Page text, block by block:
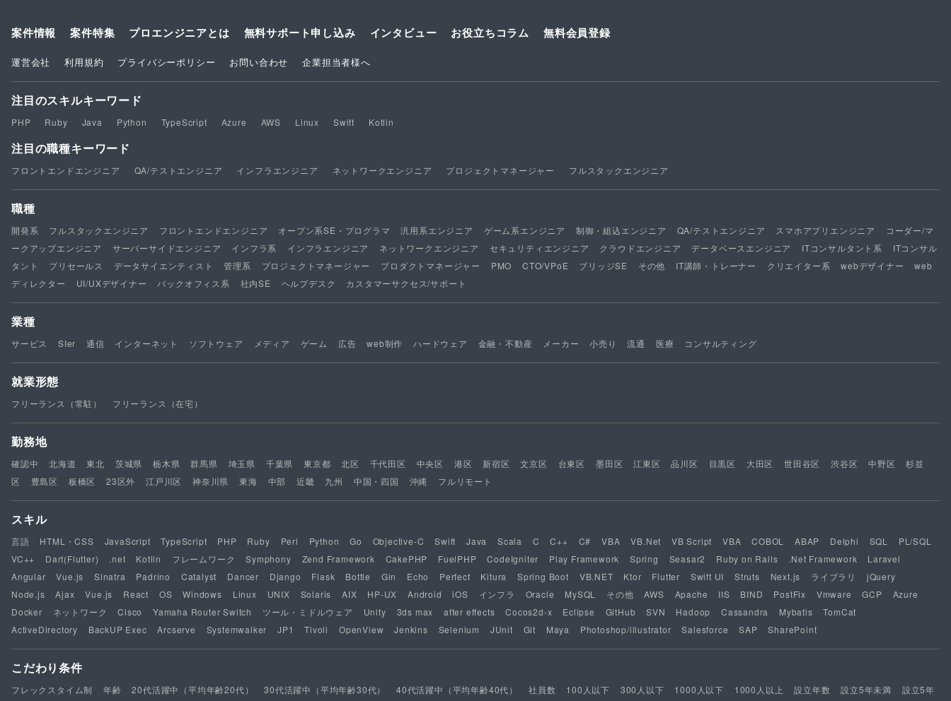
案件情報 案件特集 プロエンジニアとは 無料サポート申し込み インタビュー お役立ちコラム 無料会員登録
運営会社 利用規約 プライバシーポリシー お問い合わせ 企業担当者様へ
注目のスキルキーワード
PHP Ruby Java Python TypeScript Azure AWS Linux Swift Kotlin
注目の職種キーワード
フロントエンドエンジニア QA/テストエンジニア インフラエンジニア ネットワークエンジニア プロジェクトマネージャー フルスタックエンジニア
職種
開発系 フルスタックエンジニア フロントエンドエンジニア オープン系SE・プログラマ 汎用系エンジニア ゲーム系エンジニア 制御・組込エンジニア QA/テストエンジニア スマホアプリエンジニア
コーダー/マ
ークアップエンジニア
サーバーサイドエンジニア インフラ系 インフラエンジニア ネットワークエンジニア セキュリティエンジニア クラウドエンジニア データベースエンジニア ITコンサルタント系
ITコンサル
タント
プリセールス データサイエンティスト 管理系 プロジェクトマネージャー プロダクトマネージャー PMO CTO/VPoE ブリッジSE その他 IT講師・トレーナー クリエイター系 webデザイナー
web
ディレクター
UI/UXデザイナー バックオフィス系 社内SE ヘルプデスク カスタマーサクセス/サポート
業種
サービス SIer 通信 インターネット ソフトウェア メディア ゲーム 広告 web制作 ハードウェア 金融・不動産 メーカー 小売り 流通 医療 コンサルティング
就業形態
フリーランス（常駐） フリーランス（在宅）
勤務地
確認中 北海道 東北 茨城県 栃木県 群馬県 埼玉県 千葉県 東京都 北区 千代田区 中央区 港区 新宿区 文京区 台東区 墨田区 江東区 品川区 目黒区 大田区 世田谷区 渋谷区 中野区
杉並
区
豊島区 板橋区 23区外 江戸川区 神奈川県 東海 中部 近畿 九州 中国・四国 沖縄 フルリモート
スキル
言語 HTML・CSS JavaScript TypeScript PHP Ruby Perl Python Go Objective-C Swift Java Scala C C++ C# VBA VB.Net VB Script VBA COBOL ABAP Delphi SQL
PL/SQL
VC++
Dart(Flutter) .net Kotlin フレームワーク Symphony Zend Framework CakePHP FuelPHP CodeIgniter Play Framework Spring Seasar2 Ruby on Rails .Net Framework
Laravel
Angular
Vue.js Sinatra Padrino Catalyst Dancer Django Flask Bottle Gin Echo Perfect Kitura Spring Boot VB.NET Ktor Flutter Swift UI Struts Next.js ライブラリ
jQuery
Node.js
Ajax Vue.js React OS Windows Linux UNIX Solaris AIX HP-UX Android iOS インフラ Oracle MySQL その他 AWS Apache IIS BIND PostFix Vmware GCP
Azure
Docker
ネットワーク Cisco Yamaha Router Switch ツール・ミドルウェア Unity 3ds max after effects Cocos2d-x Eclipse GitHub SVN Hadoop Cassandra Mybatis
TomCat
ActiveDirectory
BackUP Exec Arcserve Systemwalker JP1 Tivoli OpenView Jenkins Selenium JUnit Git Maya Photoshop/illustrator Salesforce SAP SharePoint
こだわり条件
フレックスタイム制 年齢 20代活躍中（平均年齢20代） 30代活躍中（平均年齢30代） 40代活躍中（平均年齢40代） 社員数 100人以下 300人以下 1000人以下 1000人以上 設立年数 設立5年未満 設立5年